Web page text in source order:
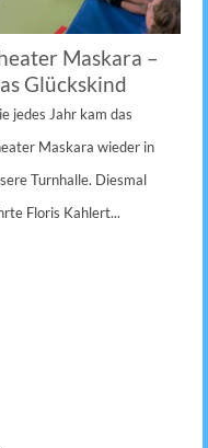
Maskara –
Glückskind
jedes Jahr kam das
Maskara wieder in
Turnhalle. Diesmal
Floris Kahlert...